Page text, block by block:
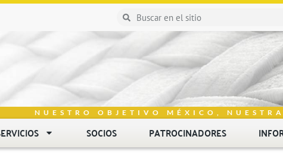
NUESTRO OBJETIVO MÉXICO,
SOCIOS PATROCINADORES